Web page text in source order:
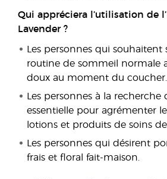
Qui appréciera l’utilisation de
Lavender ?
Les personnes qui souhaitent
routine de sommeil normale
doux au moment du coucher.
Les personnes à la recherche
essentielle pour agrémenter
lotions et produits de soins
Les personnes qui désirent
frais et floral fait-maison.